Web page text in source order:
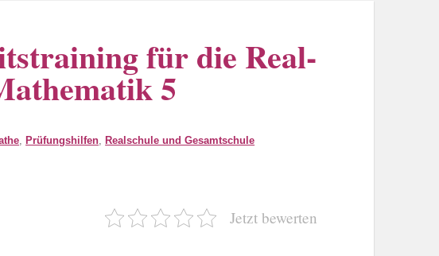
für die Real-
5
, Prüfungshilfen, Realschule und Gesamtschule
Jetzt bewerten